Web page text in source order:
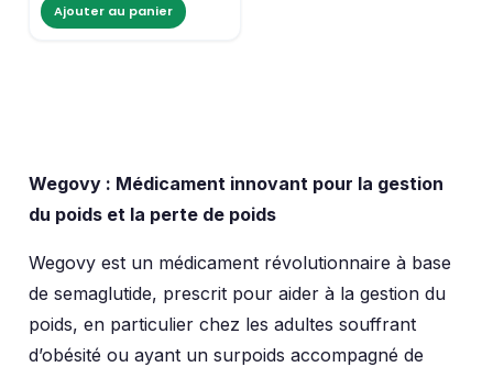
Ajouter au panier
Wegovy : Médicament innovant pour la gestion
du poids et la perte de poids
Wegovy est un médicament révolutionnaire à base
de semaglutide, prescrit pour aider à la gestion du
poids, en particulier chez les adultes souffrant
d’obésité ou ayant un surpoids accompagné de